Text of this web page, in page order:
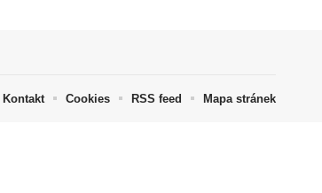
Kontakt Cookies RSS feed Mapa stránek